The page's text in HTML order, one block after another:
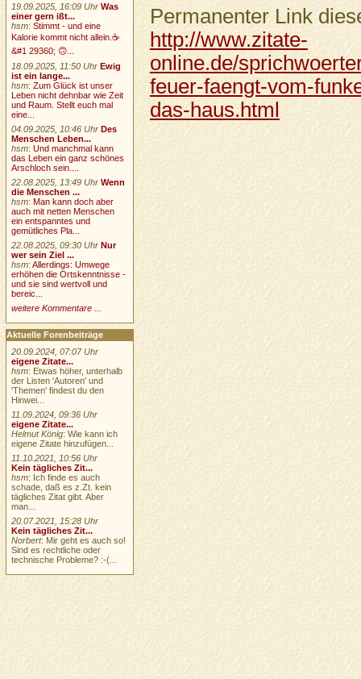
Permanenter Link
http://www.zitate-
online.de/
feuer-faengt-vom-
das-haus.html
19.09.2025, 16:09 Uhr Was
einer gern ißt...
hsm:Stimmt - und eine
Kalorie kommt nicht allein.☕
&#1 29360; 🙃...
18.09.2025, 11:50 Uhr Ewig
ist ein lange...
hsm:Zum Glück ist unser
Leben nicht dehnbar wie Zeit
und Raum. Stellt euch mal
eine...
04.09.2025, 10:46 Uhr Des
Menschen Leben...
hsm:Und manchmal kann
das Leben ein ganz schönes
Arschloch sein....
22.08.2025, 13:49 Uhr Wenn
die Menschen ...
hsm:Man kann doch aber
auch mit netten Menschen
ein entspanntes und
gemütliches Pla...
22.08.2025, 09:30 Uhr Nur
wer sein Ziel ...
hsm:Allerdings: Umwege
erhöhen die Ortskenntnisse -
und sie sind wertvoll und
bereic...
weitere Kommentare ...
Aktuelle Forenbeiträge
20.09.2024, 07:07 Uhr
eigene Zitate...
hsm: Etwas höher, unterhalb
der Listen 'Autoren' und
'Themen' findest du den
Hinwei...
11.09.2024, 09:36 Uhr
eigene Zitate...
Helmut König: Wie kann ich
eigene Zitate hinzufügen...
11.10.2021, 10:56 Uhr
Kein tägliches Zit...
hsm: Ich finde es auch
schade, daß es z.Zt. kein
tägliches Zitat gibt. Aber
man...
20.07.2021, 15:28 Uhr
Kein tägliches Zit...
Norbert: Mir geht es auch so!
Sind es rechtliche oder
technische Probleme? :-(...